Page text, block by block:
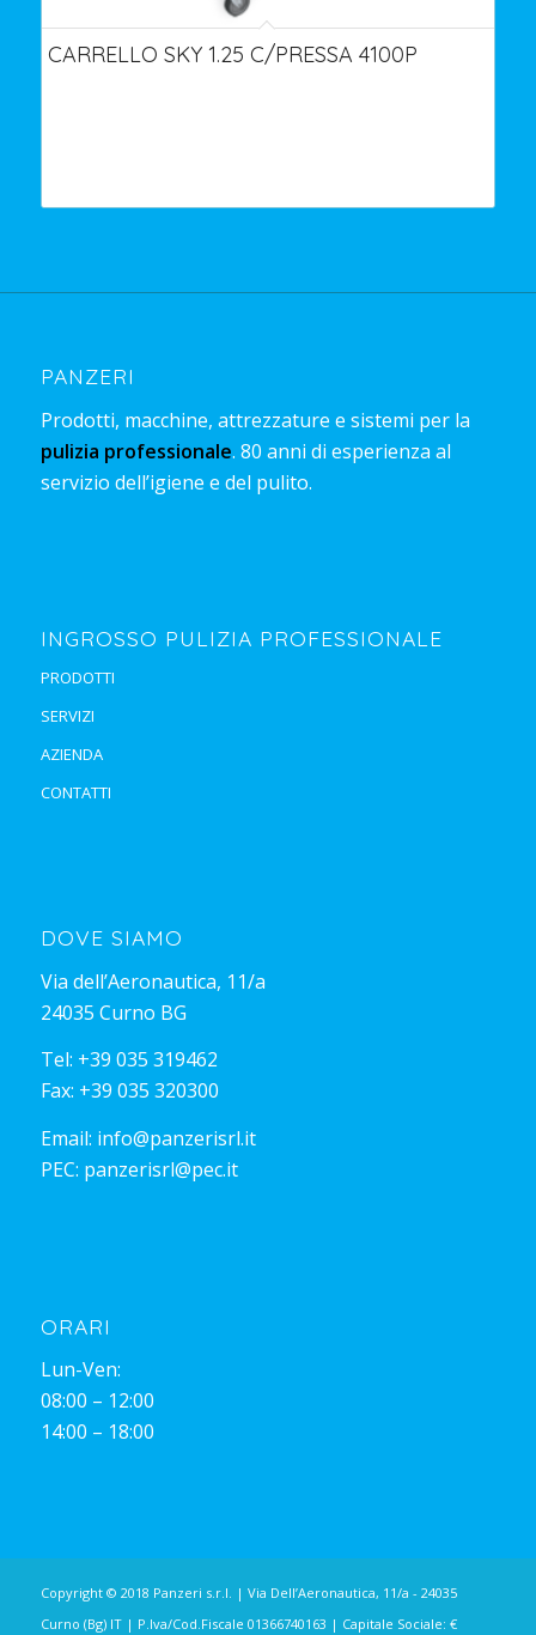
CARRELLO SKY 1.25 C/PRESSA 4100P
PANZERI
Prodotti, macchine, attrezzature e sistemi per la
pulizia professionale. 80 anni di esperienza al
servizio dell’igiene e del pulito.
INGROSSO PULIZIA PROFESSIONALE
PRODOTTI
SERVIZI
AZIENDA
CONTATTI
DOVE SIAMO
Via dell’Aeronautica, 11/a
24035 Curno BG
Tel: +39 035 319462
Fax: +39 035 320300
Email: info@panzerisrl.it
PEC: panzerisrl@pec.it
ORARI
Lun-Ven:
08:00 – 12:00
14:00 – 18:00
Copyright © 2018 Panzeri s.r.l. | Via Dell’Aeronautica, 11/a - 24035
Curno (Bg) IT | P.Iva/Cod.Fiscale 01366740163 | Capitale Sociale: €